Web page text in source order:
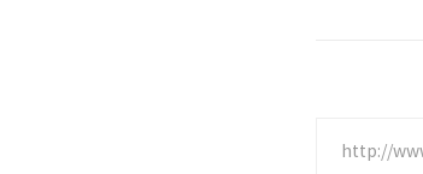
http://